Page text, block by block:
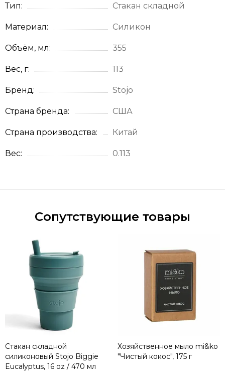
Тип Стакан складной
Материал Силикон
Объём, мл 355
Вес, г 113
Бренд Stojo
Страна бренда США
Страна производства Китай
Вес 0.113
Сопутствующие товары
Стакан складной
силиконовый Stojo Biggie
Eucalyptus, 16 oz / 470 мл
Хозяйственное мыло mi&ko
"Чистый кокос", 175 г